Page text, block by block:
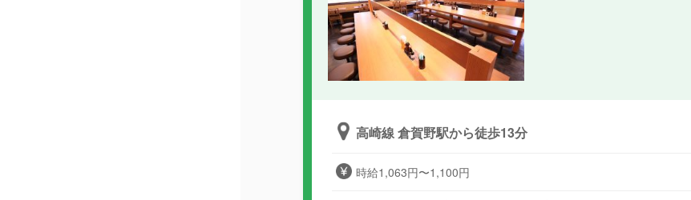
高崎線 倉賀野駅から徒歩13分
時給1,063円〜1,100円